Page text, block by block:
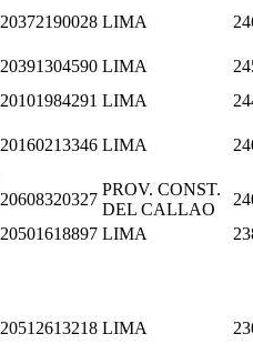
20372190028 LIMA
20391304590 LIMA
20101984291 LIMA
20160213346 LIMA
20608320327
PROV. CONST.
DEL CALLAO
20501618897 LIMA
20512613218 LIMA